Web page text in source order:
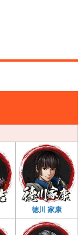
徳川 家康